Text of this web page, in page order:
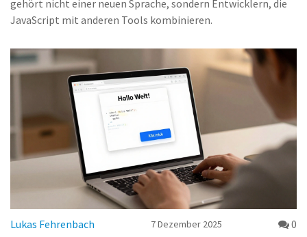
gehört nicht einer neuen Sprache, sondern Entwicklern, die
JavaScript mit anderen Tools kombinieren.
Lukas Fehrenbach 7 Dezember 2025 0